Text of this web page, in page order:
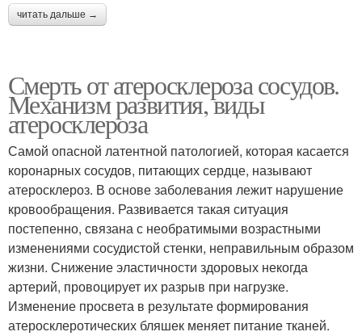
читать дальше →
Смерть от атеросклероза сосудов.
Механизм развития, виды
атеросклероза
Самой опасной латентной патологией, которая касается
коронарных сосудов, питающих сердце, называют
атеросклероз. В основе заболевания лежит нарушение
кровообращения. Развивается такая ситуация
постепенно, связана с необратимыми возрастными
изменениями сосудистой стенки, неправильным образом
жизни. Снижение эластичности здоровых некогда
артерий, провоцирует их разрыв при нагрузке.
Изменение просвета в результате формирования
атеросклеротических бляшек меняет питание тканей.